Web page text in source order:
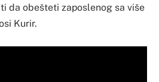
da obešteti zaposlenog sa više
Kurir.